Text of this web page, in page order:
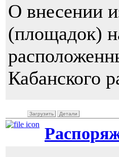
О внесении
(площадок)
Кабанского
Загрузить Детали